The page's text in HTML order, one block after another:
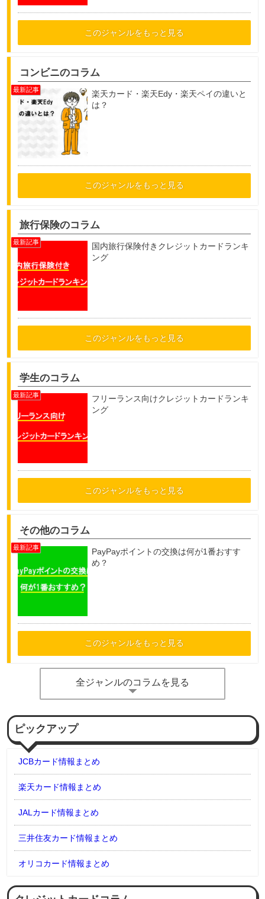
このジャンルをもっと見る
コンビニのコラム
楽天カード・楽天Edy・楽天ペイの違いと
は？
このジャンルをもっと見る
旅行保険のコラム
国内旅行保険付きクレジットカードランキ
ング
このジャンルをもっと見る
学生のコラム
フリーランス向けクレジットカードランキ
ング
このジャンルをもっと見る
その他のコラム
PayPayポイントの交換は何が1番おすす
め？
このジャンルをもっと見る
全ジャンルのコラムを見る
ピックアップ
JCBカード情報まとめ
楽天カード情報まとめ
JALカード情報まとめ
三井住友カード情報まとめ
オリコカード情報まとめ